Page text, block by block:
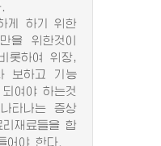
게 하기 위한
을 위한것이
롯하여 위장,
보하고 기능
여야 하는것
타나는 증상
재료들을 합
어야 한다.